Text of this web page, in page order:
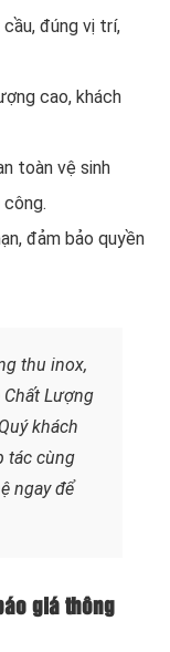
đúng vị trí,
cao, khách
toàn vệ sinh
đảm bảo quyền
thu inox,
Chất Lượng
khách
tác cùng
ngay để
giá thông